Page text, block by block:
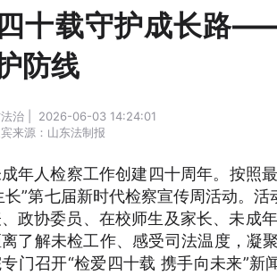
十载守护成长路
防线
法治 | 2026-06-03 14:24:01
来源：山东法制报
年人检察工作创建四十周年。按照
长”第七届新时代检察宣传周活动。
、政协委员、在校师生及家长、未成
了解未检工作、感受司法温度，凝
门召开“检爱四十载 携手向未来”